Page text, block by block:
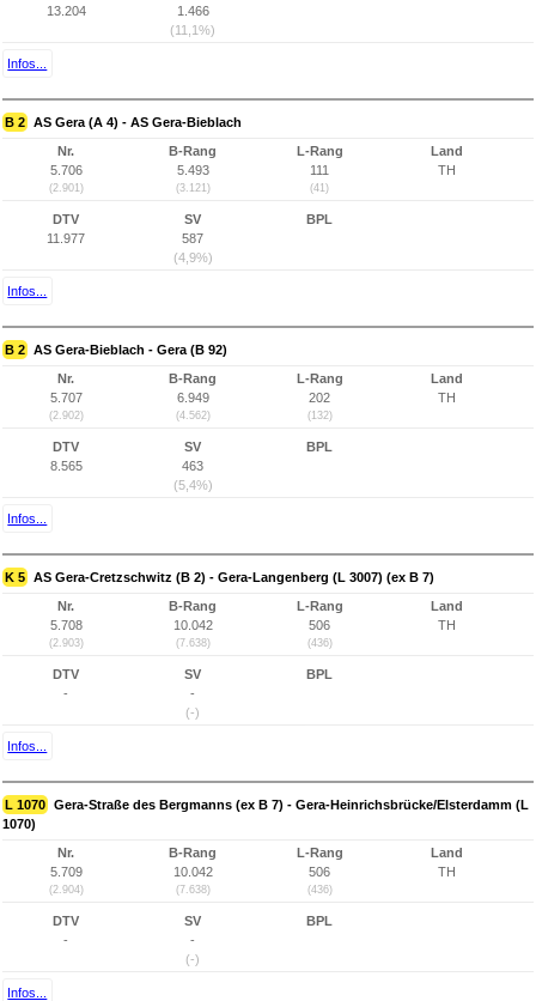
13.204
1.466
(11,1%)
Infos...
B 2 AS Gera (A 4) - AS Gera-Bieblach
Nr.
5.706
(2.901)
B-Rang
5.493
(3.121)
L-Rang
111
(41)
Land
TH
DTV
11.977
SV
587
(4,9%)
BPL
Infos...
B 2 AS Gera-Bieblach - Gera (B 92)
Nr.
5.707
(2.902)
B-Rang
6.949
(4.562)
L-Rang
202
(132)
Land
TH
DTV
8.565
SV
463
(5,4%)
BPL
Infos...
K 5 AS Gera-Cretzschwitz (B 2) - Gera-Langenberg (L 3007) (ex B 7)
Nr.
5.708
(2.903)
B-Rang
10.042
(7.638)
L-Rang
506
(436)
Land
TH
DTV
-
SV
-
(-)
BPL
Infos...
L 1070 Gera-Straße des Bergmanns (ex B 7) - Gera-Heinrichsbrücke/Elsterdamm (L
1070)
Nr.
5.709
(2.904)
B-Rang
10.042
(7.638)
L-Rang
506
(436)
Land
TH
DTV
-
SV
-
(-)
BPL
Infos...